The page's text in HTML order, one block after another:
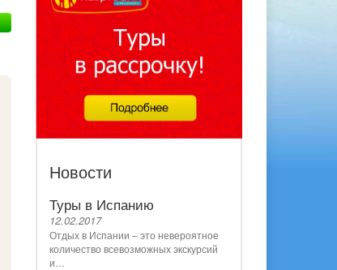
Новости
Туры в Испанию
12.02.2017
Отдых в Испании – это невероятное
количество всевозможных экскурсий
и…